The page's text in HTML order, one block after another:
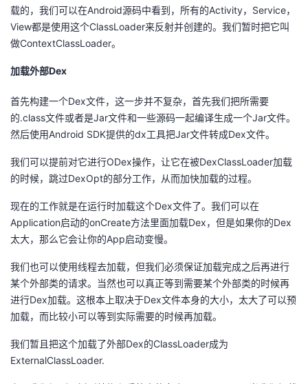
载的，我们可以在Android源码中看到，所有的Activity，Service，
View都是使用这个ClassLoader来反射并创建的。我们暂时把它叫
做ContextClassLoader。
加载外部Dex
首先构建一个Dex文件，这一步并不复杂，首先我们把所需要
的.class文件或者是Jar文件和一些源码一起编译生成一个Jar文件。
然后使用Android SDK提供的dx工具把Jar文件转成Dex文件。
我们可以提前对它进行ODex操作，让它在被DexClassLoader加载
的时候，跳过DexOpt的部分工作，从而加快加载的过程。
现在的工作就是在运行时加载这个Dex文件了。我们可以在
Application启动的onCreate方法里面加载Dex，但是如果你的Dex
太大，那么它会让你的App启动变慢。
我们也可以使用线程去加载，但我们必须保证加载完成之后再进行
某个外部类的请求。当然也可以真正等到需要某个外部类的时候再
进行Dex加载。这根本上取决于Dex文件本身的大小，太大了可以预
加载，而比较小可以等到实际需要的时候再加载。
我们暂且把这个加载了外部Dex的ClassLoader成为
ExternalClassLoader.